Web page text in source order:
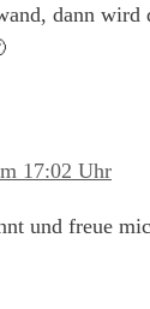
dann wird
17:02 Uhr
und freue